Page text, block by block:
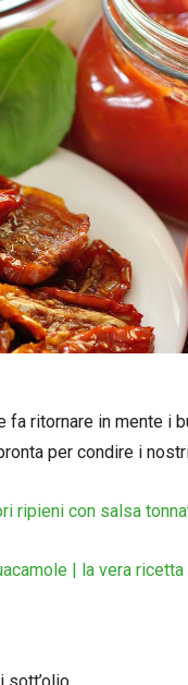
fa ritornare in mente i
per condire i
ripieni con salsa
| la vera
sott’olio